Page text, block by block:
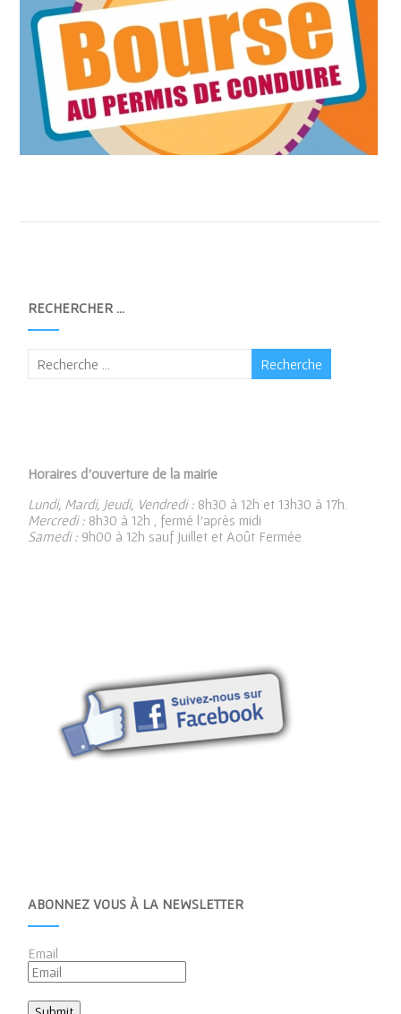
RECHERCHER …
Horaires d’ouverture de la mairie
Lundi, Mardi, Jeudi, Vendredi : 8h30 à 12h et 13h30 à 17h.
Mercredi : 8h30 à 12h , fermé l’après midi
Samedi : 9h00 à 12h sauf Juillet et Août Fermée
ABONNEZ VOUS À LA NEWSLETTER
Email